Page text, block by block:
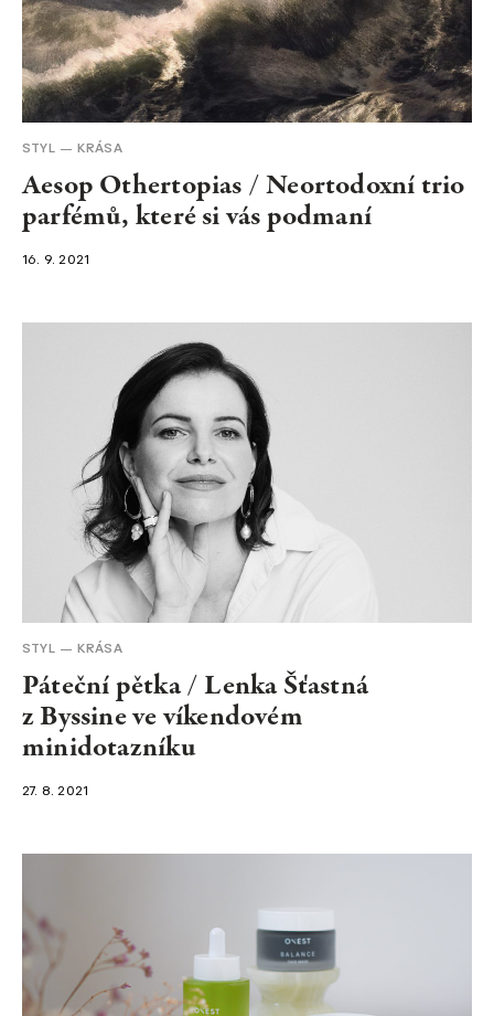
STYL KRÁSA
Aesop Othertopias / Neortodoxní trio
parfémů, které si vás podmaní
16. 9. 2021
STYL KRÁSA
Páteční pětka / Lenka Šťastná
z Byssine ve víkendovém
minidotazníku
27. 8. 2021